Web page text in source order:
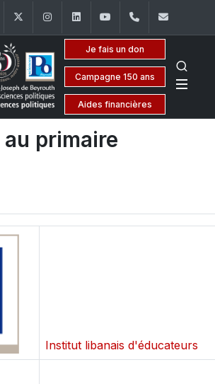
FacebookTwitter InstagramLinkedInYouTube+961 (1) 421
Je fais un don
Campagne 150 ans
Aides financières
primaire
Institut libanais d'éducateurs